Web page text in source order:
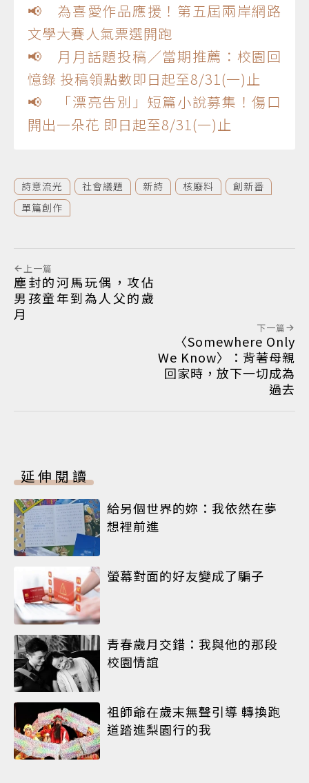
📢 為喜愛作品應援！第五屆兩岸網路
文學大賽人氣票選開跑
📢 月月話題投稿／當期推薦：校園回
憶錄 投稿領點數即日起至8/31(一)止
📢 「漂亮告別」短篇小說募集！傷口
開出一朵花 即日起至8/31(一)止
詩意流光 社會議題 新詩 核廢料
創新番
單篇創作
上一篇
塵封的河馬玩偶，攻佔
男孩童年到為人父的歲
月
下一篇
〈Somewhere Only
We Know〉：背著母親
回家時，放下一切成為
過去
延伸閱讀
給另個世界的妳：我依然在夢
想裡前進
螢幕對面的好友變成了騙子
青春歲月交錯：我與他的那段
校園情誼
祖師爺在歲末無聲引導 轉換跑
道踏進梨園行的我